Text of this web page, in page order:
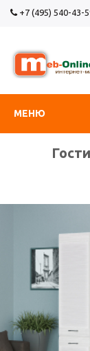
+7 (495) 540-43-
МЕНЮ